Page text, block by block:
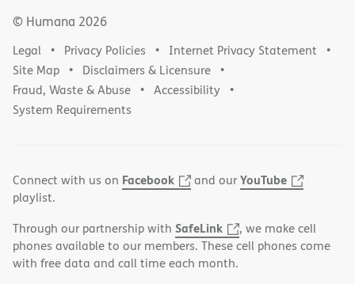
© Humana 2026
Legal Privacy Policies
Internet Privacy Statement
Site Map
Disclaimers & Licensure
Fraud, Waste & Abuse
Accessibility
System Requirements
Connect with us on Facebook and ourYouTube
playlist.
Through our partnership with SafeLink
, we make cell
phones available to our members. These cell phones come
with free data and call time each month.